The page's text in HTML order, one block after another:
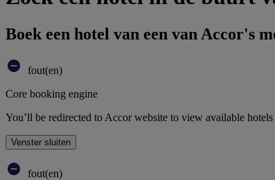
Boek een hotel van een van Accor's
fout(en)
Core booking engine
You’ll be redirected to Accor website to view available
Venster sluiten
fout(en)